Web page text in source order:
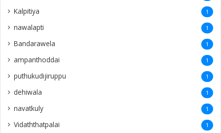
Kalpitiya 1
nawalapti 1
Bandarawela 1
ampanthoddai 1
puthukudijiruppu 1
dehiwala 1
navatkuly 1
Vidaththatpalai 1